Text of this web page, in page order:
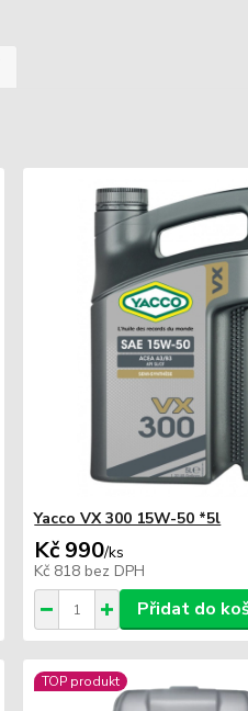
Yacco VX 300 15W-50 *5l
Kč 990/ks
Kč 818 bez DPH
Přidat do
TOP produkt